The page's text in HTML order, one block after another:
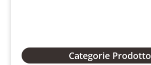
Categorie Prodotto